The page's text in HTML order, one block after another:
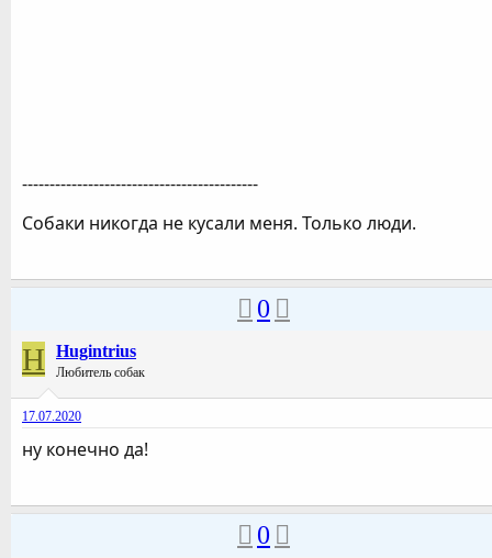
-------------------------------------------
Собаки никогда не кусали меня. Только люди.
0
H Hugintrius
Любитель собак
17.07.2020
ну конечно да!
0